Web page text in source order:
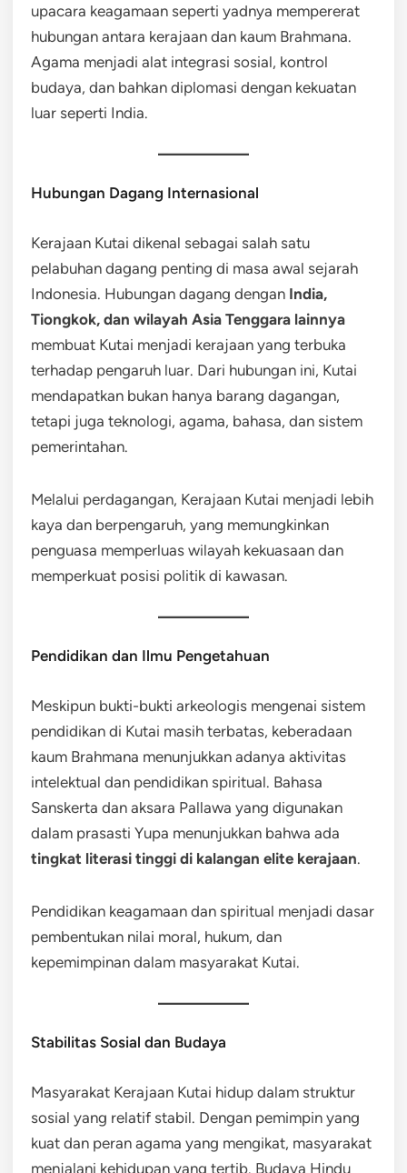
upacara keagamaan seperti yadnya mempererat
hubungan antara kerajaan dan kaum Brahmana.
Agama menjadi alat integrasi sosial, kontrol
budaya, dan bahkan diplomasi dengan kekuatan
luar seperti India.
Hubungan Dagang Internasional
Kerajaan Kutai dikenal sebagai salah satu
pelabuhan dagang penting di masa awal sejarah
Indonesia. Hubungan dagang dengan India,
Tiongkok, dan wilayah Asia Tenggara lainnya
membuat Kutai menjadi kerajaan yang terbuka
terhadap pengaruh luar. Dari hubungan ini, Kutai
mendapatkan bukan hanya barang dagangan,
tetapi juga teknologi, agama, bahasa, dan sistem
pemerintahan.
Melalui perdagangan, Kerajaan Kutai menjadi lebih
kaya dan berpengaruh, yang memungkinkan
penguasa memperluas wilayah kekuasaan dan
memperkuat posisi politik di kawasan.
Pendidikan dan Ilmu Pengetahuan
Meskipun bukti-bukti arkeologis mengenai sistem
pendidikan di Kutai masih terbatas, keberadaan
kaum Brahmana menunjukkan adanya aktivitas
intelektual dan pendidikan spiritual. Bahasa
Sanskerta dan aksara Pallawa yang digunakan
dalam prasasti Yupa menunjukkan bahwa ada
tingkat literasi tinggi di kalangan elite kerajaan.
Pendidikan keagamaan dan spiritual menjadi dasar
pembentukan nilai moral, hukum, dan
kepemimpinan dalam masyarakat Kutai.
Stabilitas Sosial dan Budaya
Masyarakat Kerajaan Kutai hidup dalam struktur
sosial yang relatif stabil. Dengan pemimpin yang
kuat dan peran agama yang mengikat, masyarakat
menjalani kehidupan yang tertib. Budaya Hindu